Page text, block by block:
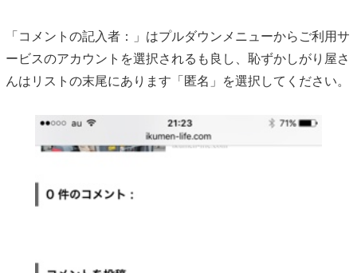
「コメントの記入者：」はプルダウンメニューからご利用サ
ービスのアカウントを選択されるも良し、恥ずかしがり屋さ
んはリストの末尾にあります「匿名」を選択してください。